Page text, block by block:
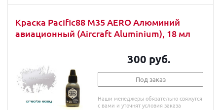
Краска Pacific88 M35 AERO Алюминий
авиационный (Aircraft Aluminium), 18 мл
300 руб.
Под заказ
Наши менеджеры обязательно свяжутся
с вами и уточнят условия заказа